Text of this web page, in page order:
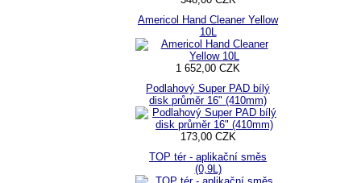
Americol Hand Cleaner Yellow
10L
1 652,00 CZK
Podlahový Super PAD bílý
disk průměr 16" (410mm)
173,00 CZK
TOP tér - aplikační směs
(0,9L)